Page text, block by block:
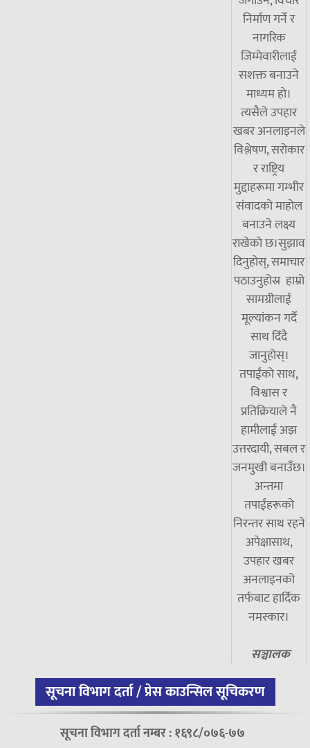
निर्माण गर्ने र
नागरिक
जिम्मेवारीलाई
सशक्त बनाउने
माध्यम हो।
त्यसैले उपहार
खबर अनलाइनले
विश्लेषण, सरोकार
र राष्ट्रिय
मुद्दाहरूमा गम्भीर
संवादको माहोल
बनाउने लक्ष्य
राखेको छ।सुझाव
दिनुहोस्, समाचार
पठाउनुहोस्र हाम्रो
सामग्रीलाई
मूल्यांकन गर्दै
साथ दिँदै
जानुहोस्।
तपाईंको साथ,
विश्वास र
प्रतिक्रियाले नै
हामीलाई अझ
उत्तरदायी, सबल र
जनमुखी बनाउँछ।
अन्तमा
तपाईंहरूको
निरन्तर साथ रहने
अपेक्षासाथ,
उपहार खबर
अनलाइनको
तर्फबाट हार्दिक
नमस्कार।
सञ्चालक
सूचना विभाग दर्ता / प्रेस काउन्सिल सूचिकरण
सूचना विभाग दर्ता नम्बर : १६९८/०७६-७७